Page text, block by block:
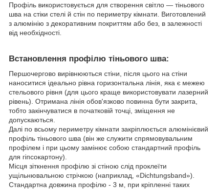
Профіль використовується для створення світло — тіньового
шва на стіки стелі й стін по периметру кімнати. Виготовлений
з алюмінію з декоративним покриттям або без, в залежності
від необхідності.
Встановлення профілю тіньового шва:
Першочергово вирівнюються стіни, після цього на стіни
наноситися ідеально рівна горизонтальна лінія, яка є межею
стельового рівня (для цього краще використовувати лазерний
рівень). Отримана лінія обов'язково повинна бути закрита,
тобто закінчуватися в початковій точці, зміщення не
допускаються.
Далі по всьому периметру кімнати закріплюється алюмінієвий
профіль тіньового шва (він же служити спрямовувальним
профілем і при цьому замінює собою стандартний профіль
для гіпсокартону).
Місця зіткнення профілю зі стіною слід проклеїти
ущільнювальною стрічкою (наприклад, «Dichtungsband»).
Стандартна довжина профілю - 3 м, при кріпленні таких